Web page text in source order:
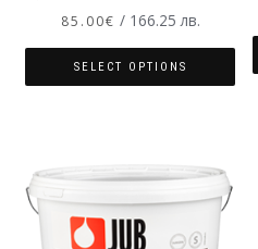
85.00€ / 166.25 лв.
SELECT OPTIONS